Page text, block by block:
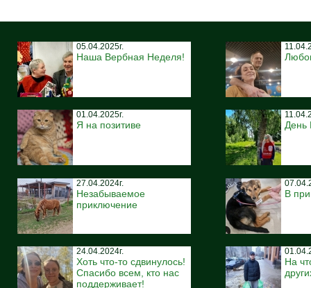
05.04.2025г.
Наша Вербная Неделя!
01.04.2025г.
Я на позитиве
27.04.2024г.
Незабываемое
приключение
24.04.2024г.
Хоть что-то сдвинулось!
Спасибо всем, кто нас
поддерживает!
День
В
На